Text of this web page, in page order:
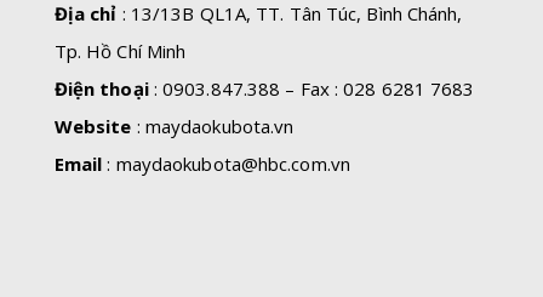
Địa chỉ : 13/13B QL1A, TT. Tân Túc, Bình Chánh,
Tp. Hồ Chí Minh
Điện thoại: 0903.847.388 – Fax : 028 6281 7683
Website : maydaokubota.vn
Email : maydaokubota@hbc.com.vn